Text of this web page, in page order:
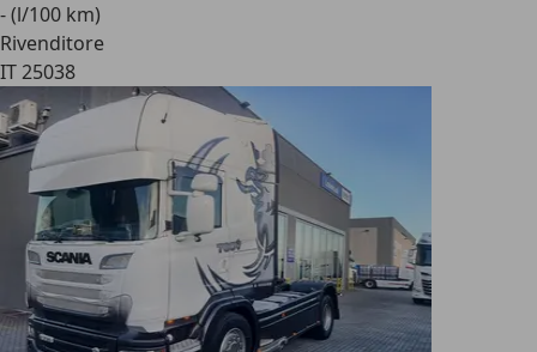
- (l/100 km)
Rivenditore
IT 25038